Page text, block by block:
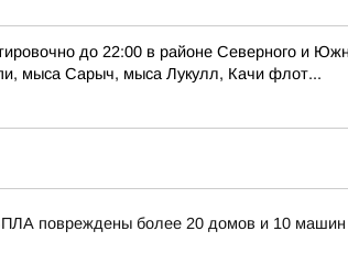
до 22:00 в районе Северного и
мыса Сарыч, мыса Лукулл, Качи флот...
повреждены более 20 домов и 10 машин